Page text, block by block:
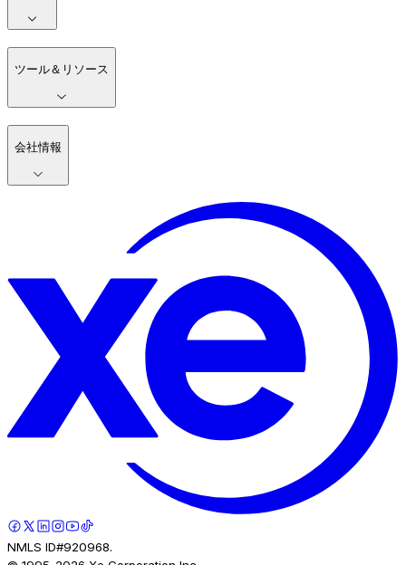
ツール＆リソース
会社情報
NMLS ID#920968.